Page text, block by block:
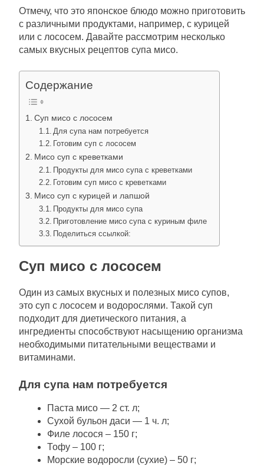
Отмечу, что это японское блюдо можно приготовить
с различными продуктами, например, с курицей
или с лососем. Давайте рассмотрим несколько
самых вкусных рецептов супа мисо.
Содержание
Суп мисо с лососем
Для супа нам потребуется
Готовим суп с лососем
Мисо суп с креветками
Продукты для мисо супа с креветками
Готовим суп мисо с креветками
Мисо суп с курицей и лапшой
Продукты для мисо супа
Приготовление мисо супа с куриным филе
Поделиться ссылкой:
Суп мисо с лососем
Один из самых вкусных и полезных мисо супов,
это суп с лососем и водорослями. Такой суп
подходит для диетического питания, а
ингредиенты способствуют насыщению организма
необходимыми питательными веществами и
витаминами.
Для супа нам потребуется
Паста мисо — 2 ст. л;
Сухой бульон даси — 1 ч. л;
Филе лосося – 150 г;
Тофу – 100 г;
Морские водоросли (сухие) – 50 г;